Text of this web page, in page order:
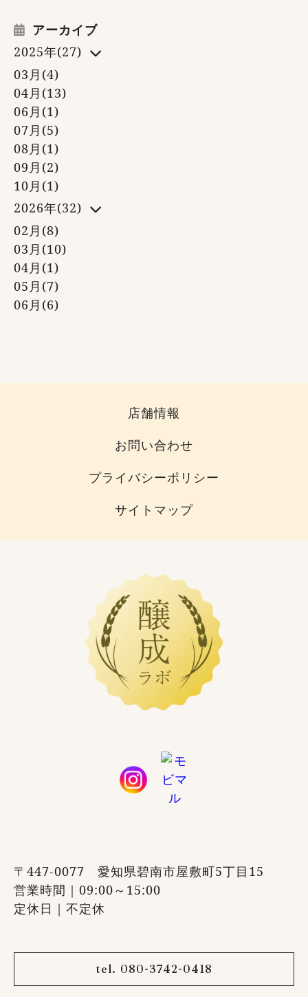
アーカイブ
2025年(27)
03月(4)
04月(13)
06月(1)
07月(5)
08月(1)
09月(2)
10月(1)
2026年(32)
02月(8)
03月(10)
04月(1)
05月(7)
06月(6)
店舗情報
お問い合わせ
プライバシーポリシー
サイトマップ
〒447-0077 愛知県碧南市屋敷町5丁目15
営業時間｜09:00～15:00
定休日｜不定休
tel. 080-3742-0418